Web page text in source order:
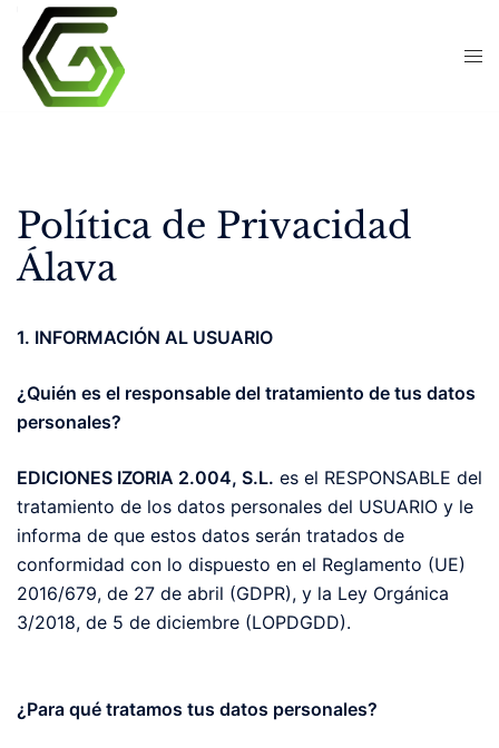
content
Política de Privacidad
Álava
1. INFORMACIÓN AL USUARIO
¿Quién es el responsable del tratamiento de tus datos
personales?
EDICIONES IZORIA 2.004, S.L. es el RESPONSABLE del
tratamiento de los datos personales del USUARIO y le
informa de que estos datos serán tratados de
conformidad con lo dispuesto en el Reglamento (UE)
2016/679, de 27 de abril (GDPR), y la Ley Orgánica
3/2018, de 5 de diciembre (LOPDGDD).
¿Para qué tratamos tus datos personales?